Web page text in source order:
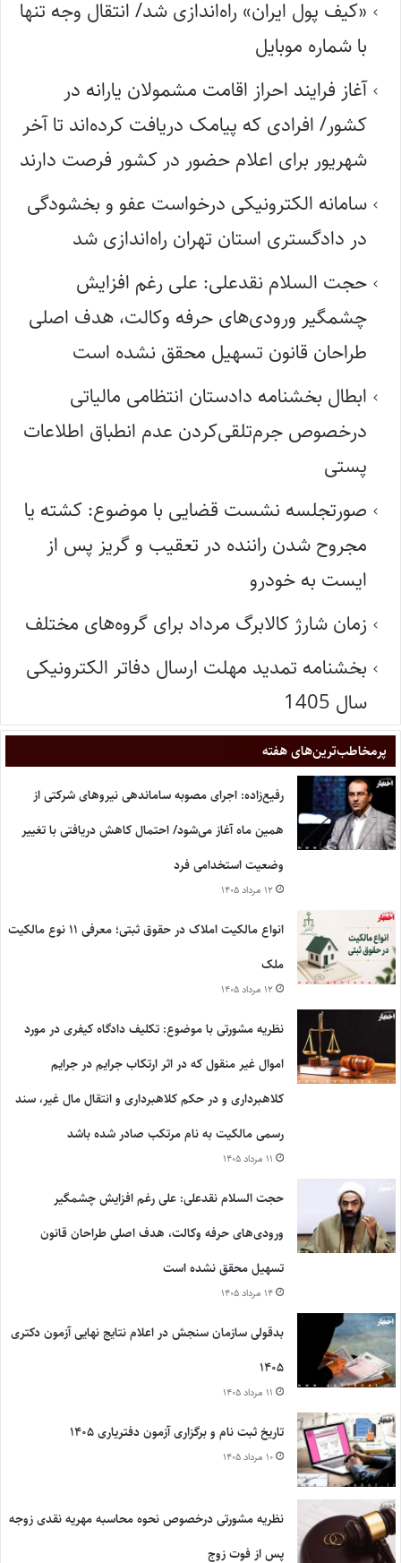
«کیف پول ایران» راه‌اندازی شد/ انتقال وجه تنها
با شماره موبایل
آغاز فرایند احراز اقامت مشمولان یارانه در
کشور/ افرادی که پیامک دریافت کرده‌اند تا آخر
شهریور برای اعلام حضور در کشور فرصت دارند
سامانه الکترونیکی درخواست عفو و بخشودگی
در دادگستری استان تهران راه‌اندازی شد
حجت السلام نقدعلی: علی رغم افزایش
چشمگیر ورودی‌های حرفه وکالت، هدف اصلی
طراحان قانون تسهیل محقق نشده است
ابطال بخشنامه دادستان انتظامی مالیاتی
درخصوص جرم‌تلقی‌کردن عدم انطباق اطلاعات
پستی
صورتجلسه نشست قضایی با موضوع: کشته یا
مجروح شدن راننده در تعقیب و گریز پس از
ایست به خودرو
زمان شارژ کالابرگ مرداد برای گروه‌های مختلف
بخشنامه تمدید مهلت ارسال دفاتر الکترونیکی
سال 1405
پر‌مخاطب‌ترین‌های هفته
رفیع‌زاده: اجرای مصوبه ساماندهی نیروهای شرکتی از
همین ماه آغاز می‌شود/ احتمال کاهش دریافتی با تغییر
وضعیت استخدامی فرد
۱۲ مرداد ۱۴۰۵
انواع مالکیت املاک در حقوق ثبتی؛ معرفی ۱۱ نوع مالکیت
ملک
۱۲ مرداد ۱۴۰۵
نظریه مشورتی با موضوع: تکلیف دادگاه کیفری در مورد
اموال غیر منقول که در اثر ارتکاب جرایم در جرایم
کلاهبرداری و در حکم کلاهبرداری و انتقال مال غیر، سند
رسمی مالکیت به نام مرتکب صادر شده باشد
۱۱ مرداد ۱۴۰۵
حجت السلام نقدعلی: علی رغم افزایش چشمگیر
ورودی‌های حرفه وکالت، هدف اصلی طراحان قانون
تسهیل محقق نشده است
۱۴ مرداد ۱۴۰۵
بدقولی سازمان سنجش در اعلام نتایج نهایی آزمون دکتری
۱۴۰۵
۱۱ مرداد ۱۴۰۵
تاریخ ثبت نام و برگزاری آزمون دفتریاری ۱۴۰۵
۱۰ مرداد ۱۴۰۵
نظریه مشورتی درخصوص نحوه محاسبه مهریه نقدی زوجه
پس از فوت زوج